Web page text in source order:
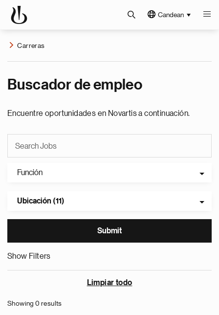
Candean
Carreras
Buscador de empleo
Encuentre oportunidades en Novartis a continuación.
Función
Ubicación (11)
Show Filters
Limpiar todo
Showing 0 results